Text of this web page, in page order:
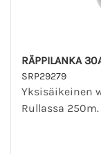
RÄPPILANKA
SRP29279
Yksisäikeinen
Rullassa